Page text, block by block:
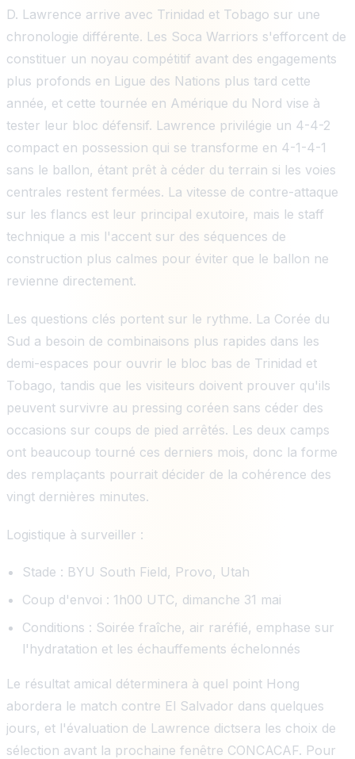
D. Lawrence arrive avec Trinidad et Tobago sur une
chronologie différente. Les Soca Warriors s'efforcent de
constituer un noyau compétitif avant des engagements
plus profonds en Ligue des Nations plus tard cette
année, et cette tournée en Amérique du Nord vise à
tester leur bloc défensif. Lawrence privilégie un 4-4-2
compact en possession qui se transforme en 4-1-4-1
sans le ballon, étant prêt à céder du terrain si les voies
centrales restent fermées. La vitesse de contre-attaque
sur les flancs est leur principal exutoire, mais le staff
technique a mis l'accent sur des séquences de
construction plus calmes pour éviter que le ballon ne
revienne directement.
Les questions clés portent sur le rythme. La Corée du
Sud a besoin de combinaisons plus rapides dans les
demi-espaces pour ouvrir le bloc bas de Trinidad et
Tobago, tandis que les visiteurs doivent prouver qu'ils
peuvent survivre au pressing coréen sans céder des
occasions sur coups de pied arrêtés. Les deux camps
ont beaucoup tourné ces derniers mois, donc la forme
des remplaçants pourrait décider de la cohérence des
vingt dernières minutes.
Logistique à surveiller :
Stade : BYU South Field, Provo, Utah
Coup d'envoi : 1h00 UTC, dimanche 31 mai
Conditions : Soirée fraîche, air raréfié, emphase sur
l'hydratation et les échauffements échelonnés
Le résultat amical déterminera à quel point Hong
abordera le match contre El Salvador dans quelques
jours, et l'évaluation de Lawrence dictsera les choix de
sélection avant la prochaine fenêtre CONCACAF. Pour